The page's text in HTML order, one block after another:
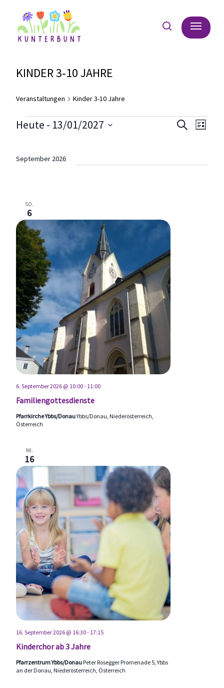
searchMenu
KINDER 3-10 JAHRE
Veranstaltungen Kinder 3-10 Jahre
VERANSTALTUNGEN
UND
Suche Liste
Heute - 13/01/2027
wählen.
September 2026
SO.
6
Familiengottesdienste
6. September 2026 @ 10:00- 11:00
Pfarrkirche Ybbs/DonauYbbs/Donau, Niederösterreich,
Österreich
MI.
16
Kinderchor ab 3 Jahre
16. September 2026 @ 16:30- 17:15
Pfarrzentrum Ybbs/Donau Peter Rosegger Promenade 5, Ybbs
an der Donau, Niederösterreich, Österreich